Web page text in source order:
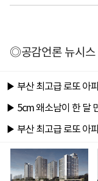
◎공감언론 뉴시스